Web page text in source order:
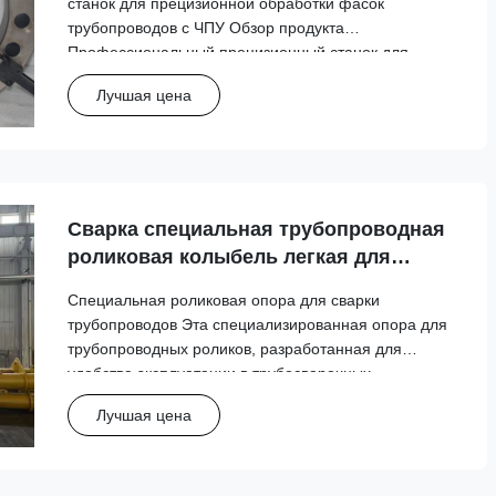
трубопроводов с ЧПУ Обзор продукта
Профессиональный прецизионный станок для
снятия фасок с ЧПУ, предназначенный для
эффективной обработки фасок трубопроводов. Это
Лучшая цена
Сварка специальная трубопроводная
роликовая колыбель легкая для
Специальная роликовая опора для сварки
трубопроводов Эта специализированная опора для
трубопроводных роликов, разработанная для
удобства эксплуатации в трубосварочных
мастерских, обеспечивает надежную опору и
позиционирование при сварочных работах на
Лучшая цена